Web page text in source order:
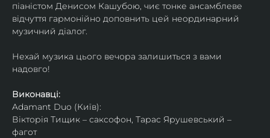
піаністом Денисом Кашубою, чиє тонке ансамблеве
відчуття гармонійно доповнить цей неординарний
музичний діалог.
Нехай музика цього вечора залишиться з вами
надовго!
Виконавці:
Adamant Duo (Київ):
Вікторія Тищик – саксофон, Тарас Ярушевський –
фагот